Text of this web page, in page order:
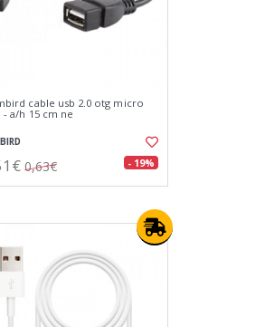
cable usb 2.0 otg micro
- a/h 15 cm ne
0,63€ - 19%